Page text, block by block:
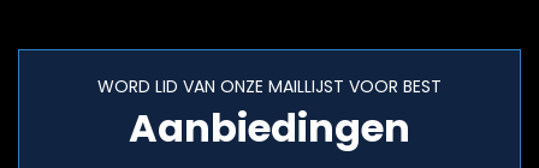
WORD LID VAN ONZE MAILLIJST VOOR BEST
Aanbiedingen